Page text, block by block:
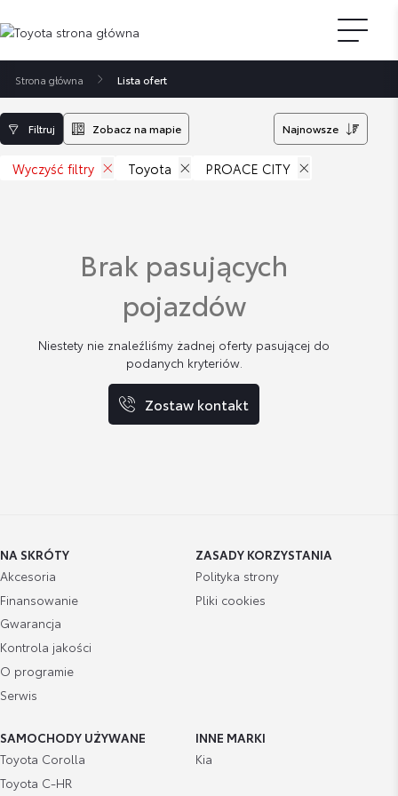
Strona główna Lista ofert
Filtruj Zobacz na mapie Najnowsze
Wyczyść filtry Toyota PROACE CITY
Brak pasujących
pojazdów
Niestety nie znaleźliśmy żadnej oferty pasującej do
podanych kryteriów.
Zostaw kontakt
NA SKRÓTY
Akcesoria
Finansowanie
Gwarancja
Kontrola jakości
O programie
Serwis
ZASADY KORZYSTANIA
Polityka strony
Pliki cookies
SAMOCHODY UŻYWANE
Toyota Corolla
Toyota C-HR
INNE MARKI
Kia